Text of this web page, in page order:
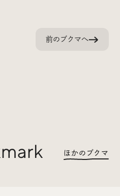
開中！
スやイベント情報、 今週話
前のブクマへ
ほかのブクマ